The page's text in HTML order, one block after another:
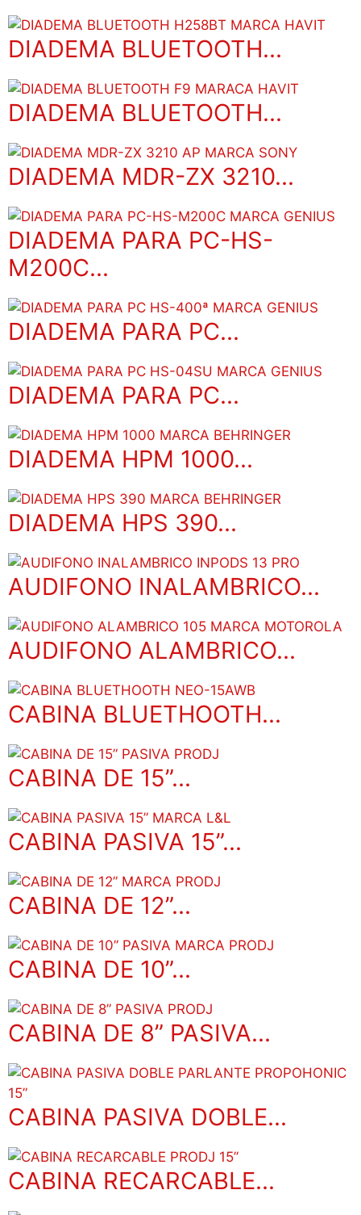
DIADEMA BLUETOOTH...
DIADEMA BLUETOOTH...
DIADEMA MDR-ZX 3210...
DIADEMA PARA PC-HS-
M200C...
DIADEMA PARA PC...
DIADEMA PARA PC...
DIADEMA HPM 1000...
DIADEMA HPS 390...
AUDIFONO INALAMBRICO...
AUDIFONO ALAMBRICO...
CABINA BLUETHOOTH...
CABINA DE 15”...
CABINA PASIVA 15”...
CABINA DE 12”...
CABINA DE 10”...
CABINA DE 8” PASIVA...
CABINA PASIVA DOBLE...
CABINA RECARCABLE...